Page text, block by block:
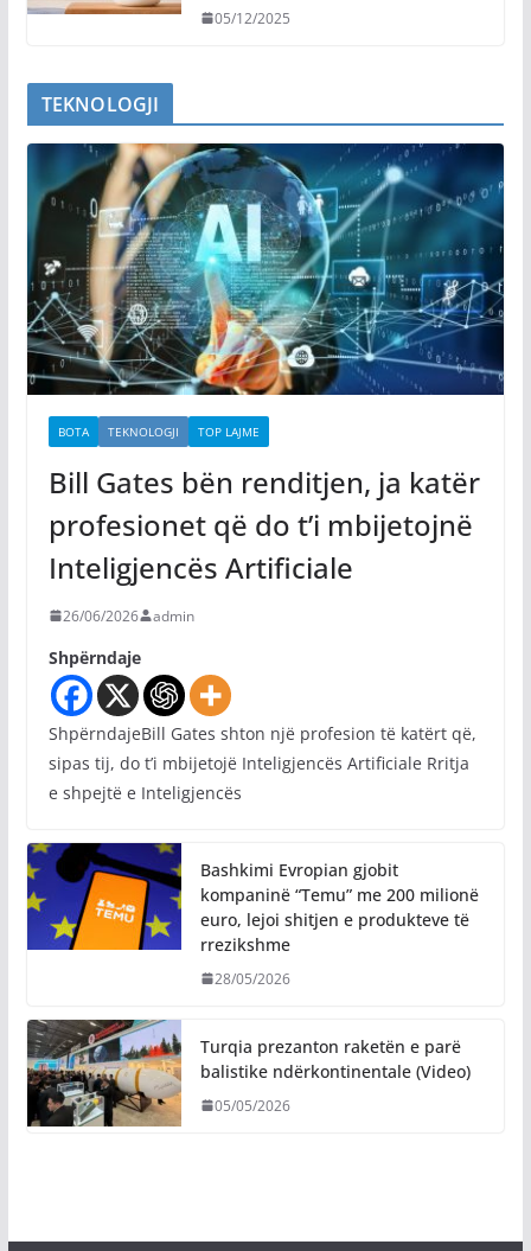
05/12/2025
TEKNOLOGJI
BOTA TEKNOLOGJI TOP LAJME
Bill Gates bën renditjen, ja katër
profesionet që do t’i mbijetojnë
Inteligjencës Artificiale
26/06/2026 admin
Shpërndaje
ShpërndajeBill Gates shton një profesion të katërt që,
sipas tij, do t’i mbijetojë Inteligjencës Artificiale Rritja
e shpejtë e Inteligjencës
Bashkimi Evropian gjobit
kompaninë “Temu” me 200 milionë
euro, lejoi shitjen e produkteve të
rrezikshme
28/05/2026
Turqia prezanton raketën e parë
balistike ndërkontinentale (Video)
05/05/2026